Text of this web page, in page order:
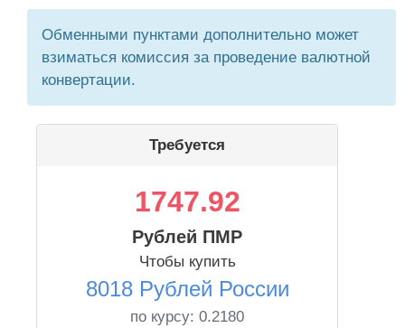
Обменными пунктами дополнительно может
взиматься комиссия за проведение валютной
конвертации.
Требуется
1747.92
Рублей ПМР
Чтобы купить
8018 Рублей России
по курсу: 0.2180